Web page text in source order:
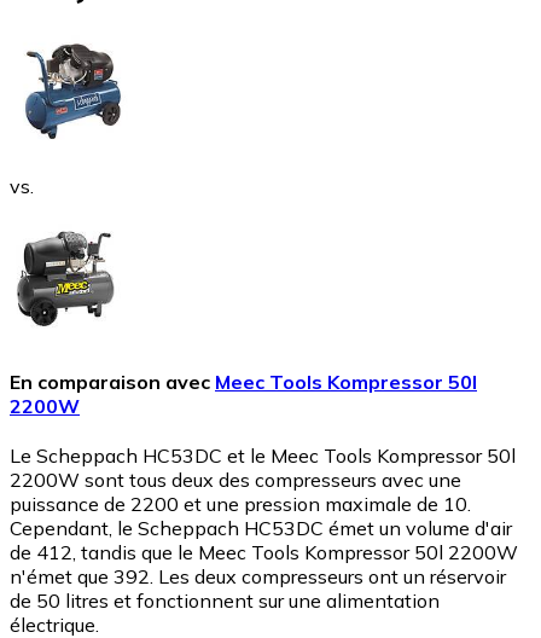
vs.
En comparaison avec Meec Tools Kompressor 50l
2200W
Le Scheppach HC53DC et le Meec Tools Kompressor 50l
2200W sont tous deux des compresseurs avec une
puissance de 2200 et une pression maximale de 10.
Cependant, le Scheppach HC53DC émet un volume d'air
de 412, tandis que le Meec Tools Kompressor 50l 2200W
n'émet que 392. Les deux compresseurs ont un réservoir
de 50 litres et fonctionnent sur une alimentation
électrique.